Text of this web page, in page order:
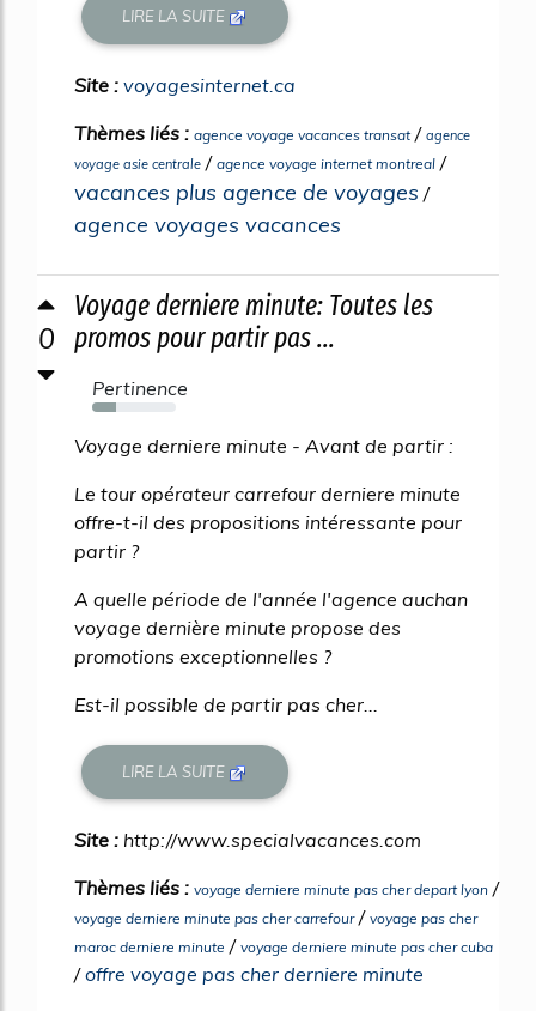
LIRE LA SUITE
Site : voyagesinternet.ca
Thèmes liés : agence voyage vacances transat/ agence
voyage asie centrale / agence voyage internet montreal /
vacances plus agence de voyages /
agence voyages vacances
0
Voyage derniere minute: Toutes les
promos pour partir pas ...
Pertinence
28%
Voyage derniere minute - Avant de partir :
Le tour opérateur carrefour derniere minute
offre-t-il des propositions intéressante pour
partir ?
A quelle période de l'année l'agence auchan
voyage dernière minute propose des
promotions exceptionnelles ?
Est-il possible de partir pas cher...
LIRE LA SUITE
Site : http://www.specialvacances.com
Thèmes liés : voyage derniere minute pas cher depart lyon /
voyage derniere minute pas cher carrefour/ voyage pas cher
maroc derniere minute / voyage derniere minute pas cher cuba
/offre voyage pas cher derniere minute